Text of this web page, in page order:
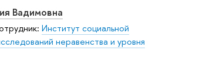
Вадимовна
Институт социальной
неравенства и уровня